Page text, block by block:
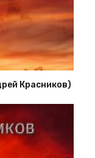
Красников)